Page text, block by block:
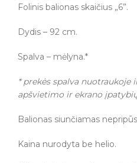
Folinis balionas skaičius „6”.
Dydis – 92 cm.
Spalva – mėlyna.*
* prekės spalva nuotraukoje
apšvietimo ir ekrano
Balionas siunčiamas
Kaina nurodyta be helio.